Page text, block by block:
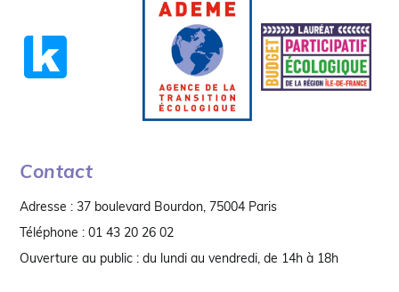
Contact
Adresse : 37 boulevard Bourdon, 75004 Paris
Téléphone : 01 43 20 26 02
Ouverture au public : du lundi au vendredi, de 14h à 18h